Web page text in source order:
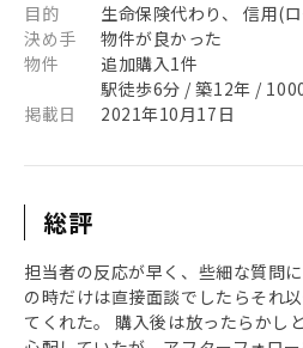
目的
生命保険代わり、 信用(
決め手
物件が良かった
物件
追加購入1件
駅徒歩6分 / 築12年 /
掲載日
2021年10月17日
総評
担当者の反応が早く、些細な質問
の時だけは直接面談でしたらそれ
てくれた。 購入後は放ったらかし